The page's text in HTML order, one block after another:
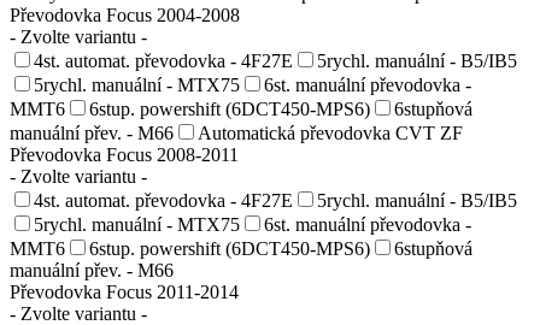
Převodovka Focus 2004-2008
- Zvolte variantu -
4st. automat. převodovka - 4F27E
5rychl. manuální - B5/IB5
5rychl. manuální - MTX75
6st. manuální převodovka -
MMT6
6stup. powershift (6DCT450-MPS6)
6stupňová
manuální přev. - M66
Automatická převodovka CVT ZF
Převodovka Focus 2008-2011
- Zvolte variantu -
4st. automat. převodovka - 4F27E
5rychl. manuální - B5/IB5
5rychl. manuální - MTX75
6st. manuální převodovka -
MMT6
6stup. powershift (6DCT450-MPS6)
6stupňová
manuální přev. - M66
Převodovka Focus 2011-2014
- Zvolte variantu -